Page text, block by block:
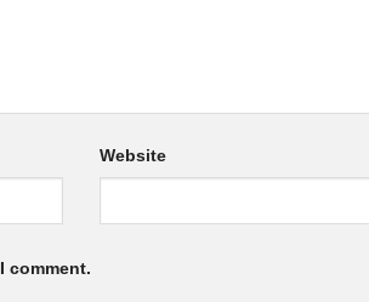
Website
comment.